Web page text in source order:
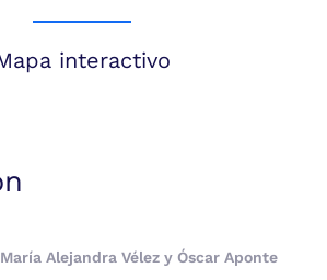
interactivo
Alejandra Vélez y Óscar Aponte